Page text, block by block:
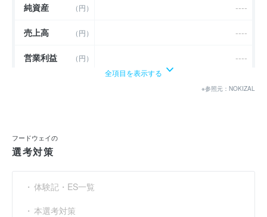
純資産 （円） ----
売上高 （円） ----
営業利益 （円） ----
売上伸び率
経常利益率
全項目を表示する
※参照元：NOKIZAL
フードウェイの
選考対策
体験記・ES一覧
本選考対策